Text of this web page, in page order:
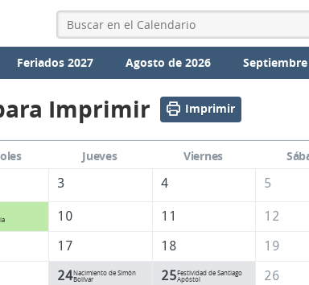
Feriados 2027 Agosto de 2026
Imprimir Imprimir
Jueves Viernes
3 4 5
10 11
12
17 18
19
24Nacimiento de Simón
Bolívar
25Festividad de Santiago
Apóstol
26